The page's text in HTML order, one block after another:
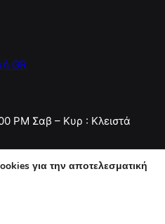
GR
PM Σαβ – Κυρ : Κλειστά
για την αποτελεσματική